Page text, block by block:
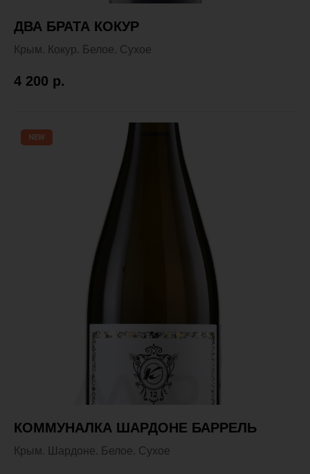
ДВА БРАТА КОКУР
Крым. Кокур. Белое. Сухое
4 200 р.
NEW
КОММУНАЛКА ШАРДОНЕ БАРРЕЛЬ
Крым. Шардоне. Белое. Сухое